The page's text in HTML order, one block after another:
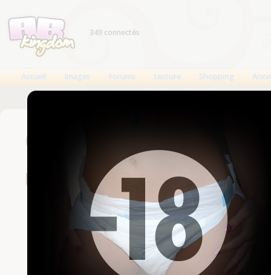
349 connectés
Accueil Images Forums Lecture Shopping
Connexion
Un compte est
Nom d'utilisateur
Mot de passe